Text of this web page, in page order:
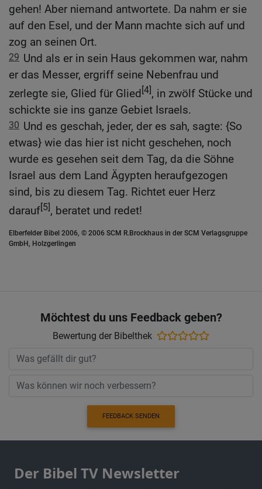
gehen! Aber niemand antwortete. Da nahm er sie
auf den Esel, und der Mann machte sich auf und
zog an seinen Ort.
29 Und als er in sein Haus gekommen war, nahm
er das Messer, ergriff seine Nebenfrau und
zerlegte sie, Glied für Glied[4], in zwölf Stücke und
schickte sie ins ganze Gebiet Israels.
30 Und es geschah, jeder, der es sah, sagte: {So
etwas} wie das hier ist nicht geschehen, noch
wurde es gesehen seit dem Tag, da die Söhne
Israel aus dem Land Ägypten heraufgezogen
sind, bis zu diesem Tag. Richtet euer Herz
darauf[5], beratet und redet!
Elberfelder Bibel 2006, © 2006 SCM R.Brockhaus in der SCM Verlagsgruppe
GmbH, Holzgerlingen
Möchtest du uns Feedback geben?
Bewertung der Bibelthek
FEEDBACK SENDEN
Der Bibel TV Newsletter